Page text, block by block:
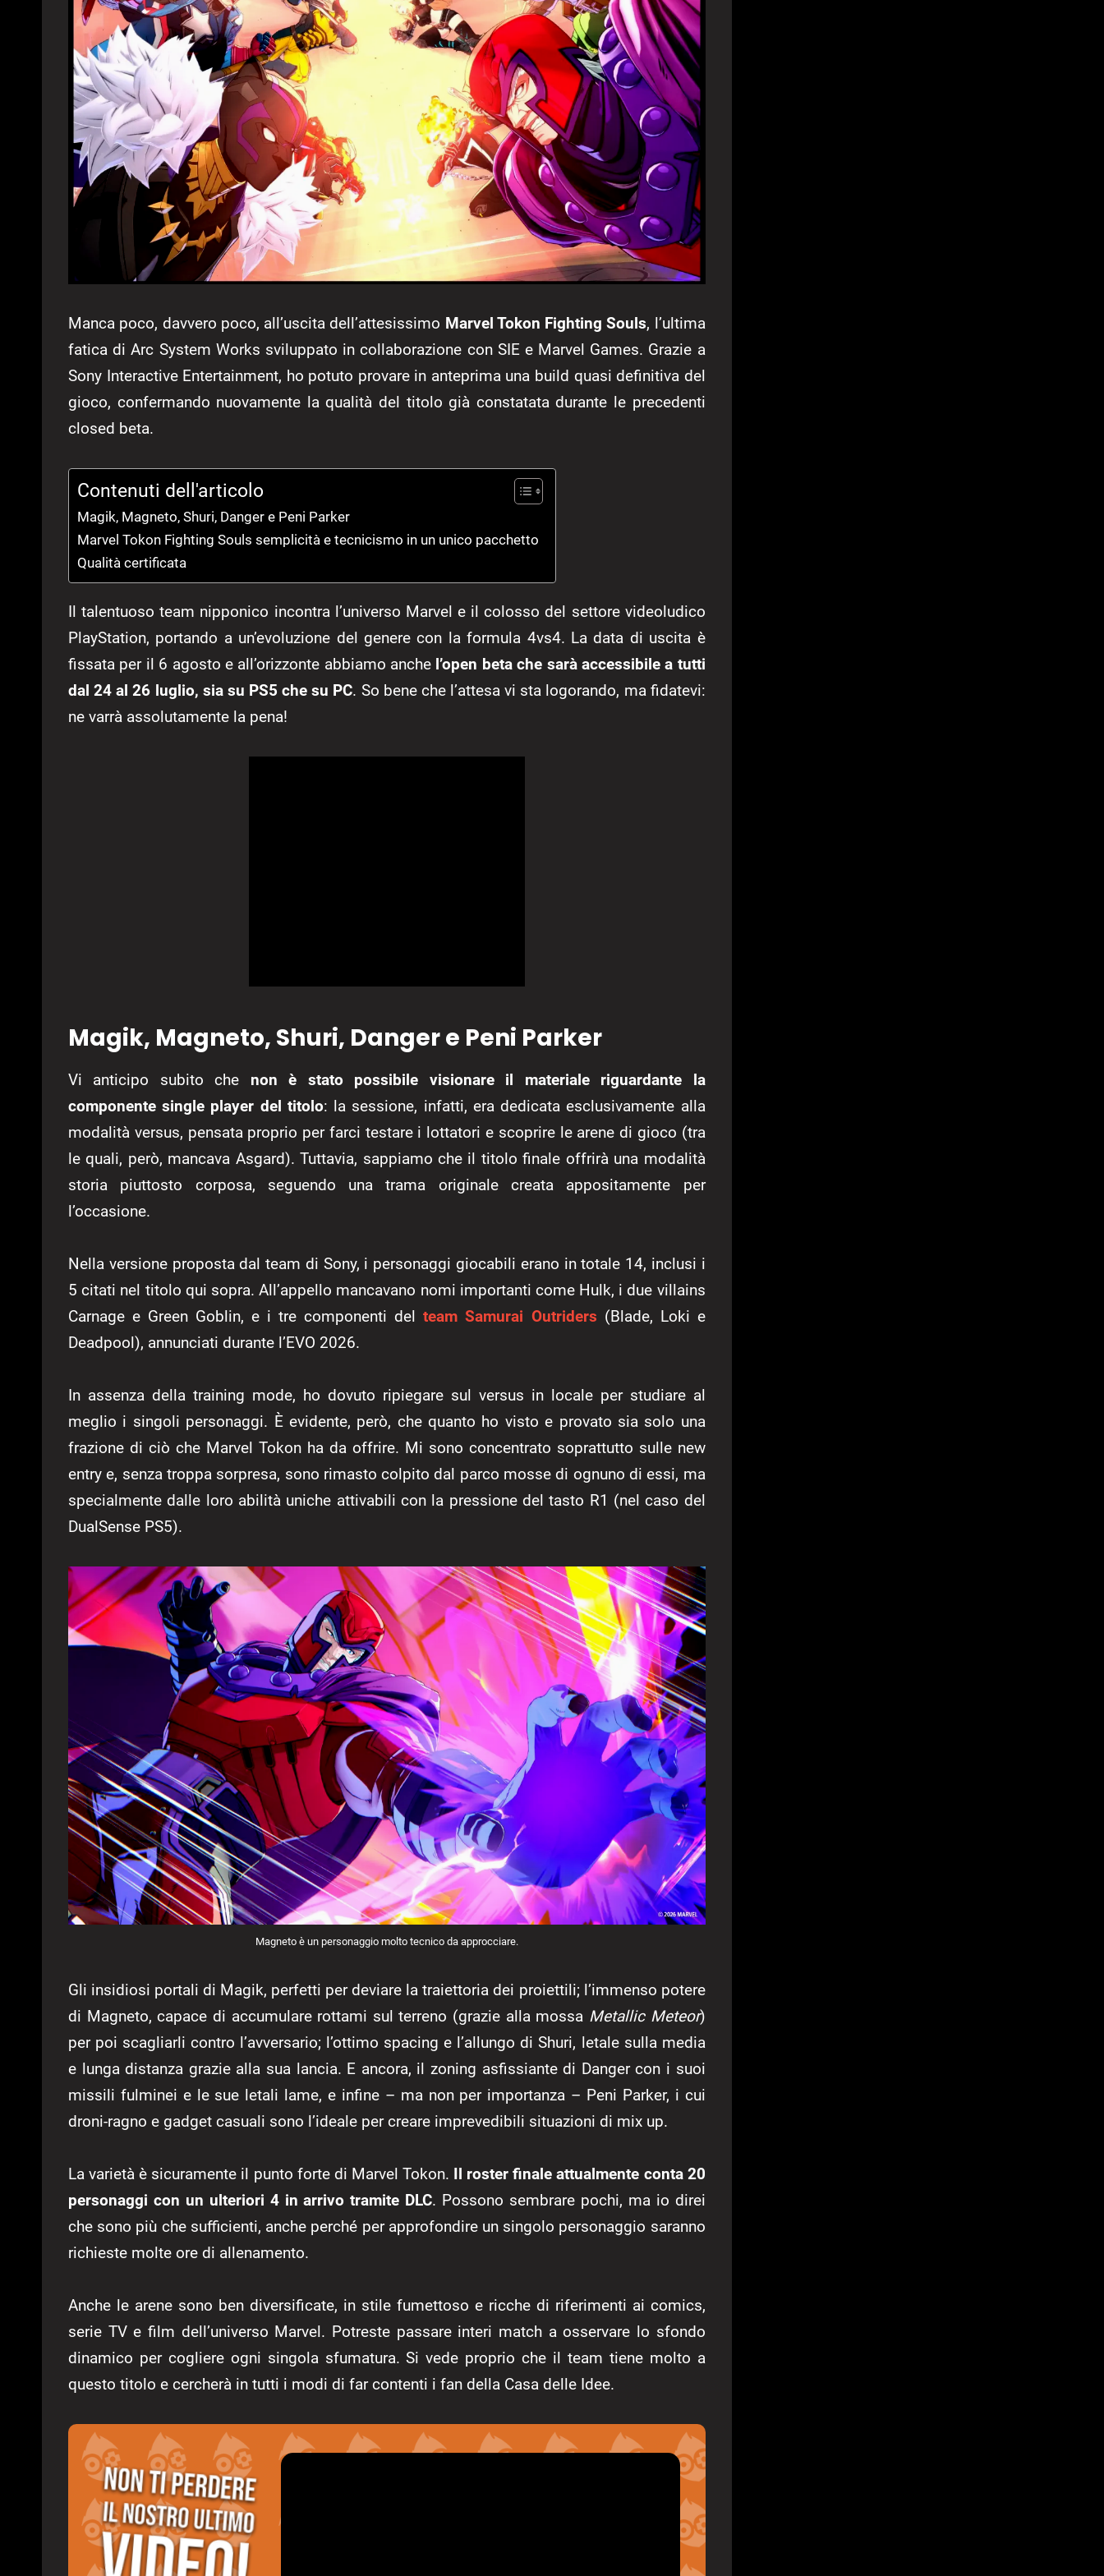
Manca poco, davvero poco, all’uscita dell’attesissimo Marvel Tokon Fighting Souls, l’ultima
fatica di Arc System Works sviluppato in collaborazione con SIE e Marvel Games. Grazie a
Sony Interactive Entertainment, ho potuto provare in anteprima una build quasi definitiva del
gioco, confermando nuovamente la qualità del titolo già constatata durante le precedenti
closed beta.
Contenuti dell'articolo
Magik, Magneto, Shuri, Danger e Peni Parker
Marvel Tokon Fighting Souls semplicità e tecnicismo in un unico pacchetto
Qualità certificata
Il talentuoso team nipponico incontra l’universo Marvel e il colosso del settore videoludico
PlayStation, portando a un’evoluzione del genere con la formula 4vs4. La data di uscita è
fissata per il 6 agosto e all’orizzonte abbiamo anche l’open beta che sarà accessibile a tutti
dal 24 al 26 luglio, sia su PS5 che su PC. So bene che l’attesa vi sta logorando, ma fidatevi:
ne varrà assolutamente la pena!
Magik, Magneto, Shuri, Danger e Peni Parker
Vi anticipo subito che non è stato possibile visionare il materiale riguardante la
componente single player del titolo: la sessione, infatti, era dedicata esclusivamente alla
modalità versus, pensata proprio per farci testare i lottatori e scoprire le arene di gioco (tra
le quali, però, mancava Asgard). Tuttavia, sappiamo che il titolo finale offrirà una modalità
storia piuttosto corposa, seguendo una trama originale creata appositamente per
l’occasione.
Nella versione proposta dal team di Sony, i personaggi giocabili erano in totale 14, inclusi i
5 citati nel titolo qui sopra. All’appello mancavano nomi importanti come Hulk, i due villains
Carnage e Green Goblin, e i tre componenti delteam Samurai Outriders (Blade, Loki e
Deadpool), annunciati durante l’EVO 2026.
In assenza della training mode, ho dovuto ripiegare sul versus in locale per studiare al
meglio i singoli personaggi. È evidente, però, che quanto ho visto e provato sia solo una
frazione di ciò che Marvel Tokon ha da offrire. Mi sono concentrato soprattutto sulle new
entry e, senza troppa sorpresa, sono rimasto colpito dal parco mosse di ognuno di essi, ma
specialmente dalle loro abilità uniche attivabili con la pressione del tasto R1 (nel caso del
DualSense PS5).
Magneto è un personaggio molto tecnico da approcciare.
Gli insidiosi portali di Magik, perfetti per deviare la traiettoria dei proiettili; l’immenso potere
di Magneto, capace di accumulare rottami sul terreno (grazie alla mossa Metallic Meteor)
per poi scagliarli contro l’avversario; l’ottimo spacing e l’allungo di Shuri, letale sulla media
e lunga distanza grazie alla sua lancia. E ancora, il zoning asfissiante di Danger con i suoi
missili fulminei e le sue letali lame, e infine – ma non per importanza – Peni Parker, i cui
droni-ragno e gadget casuali sono l’ideale per creare imprevedibili situazioni di mix up.
La varietà è sicuramente il punto forte di Marvel Tokon. Il roster finale attualmente conta 20
personaggi con un ulteriori 4 in arrivo tramite DLC. Possono sembrare pochi, ma io direi
che sono più che sufficienti, anche perché per approfondire un singolo personaggio saranno
richieste molte ore di allenamento.
Anche le arene sono ben diversificate, in stile fumettoso e ricche di riferimenti ai comics,
serie TV e film dell’universo Marvel. Potreste passare interi match a osservare lo sfondo
dinamico per cogliere ogni singola sfumatura. Si vede proprio che il team tiene molto a
questo titolo e cercherà in tutti i modi di far contenti i fan della Casa delle Idee.